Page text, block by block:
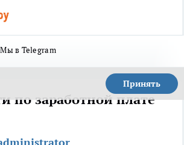
Мы в Telegram
Принять
по заработной плате